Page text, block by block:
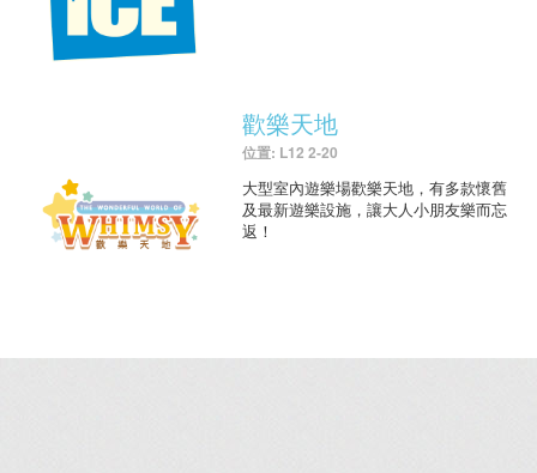
歡樂天地
位置: L12 2-20
大型室內遊樂場歡樂天地，有多款懷舊
及最新遊樂設施，讓大人小朋友樂而忘
返！